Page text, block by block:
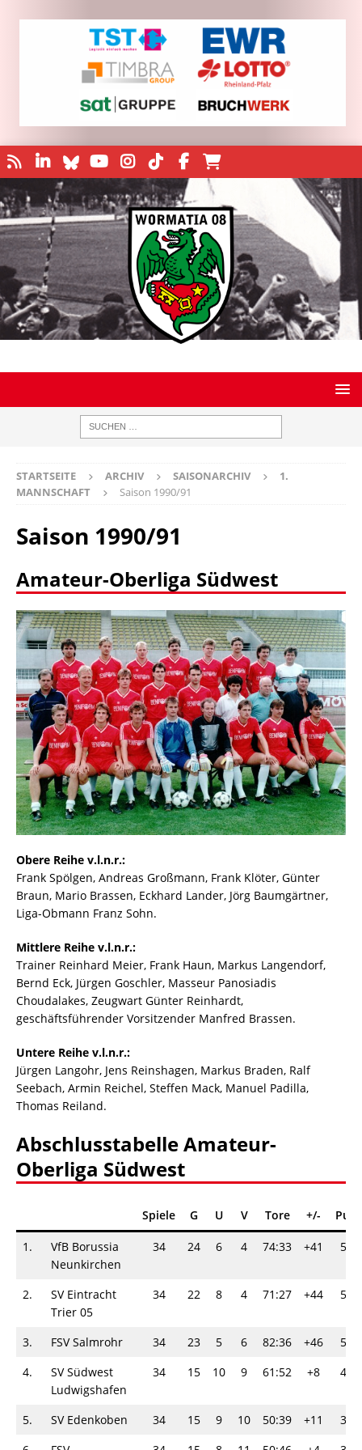
STARTSEITE ARCHIV SAISONARCHIV
1.
MANNSCHAFT
Saison 1990/91
Saison 1990/91
Amateur-Oberliga Südwest
Obere Reihe v.l.n.r.:
Frank Spölgen, Andreas Großmann, Frank Klöter, Günter
Braun, Mario Brassen, Eckhard Lander, Jörg Baumgärtner,
Liga-Obmann Franz Sohn.
Mittlere Reihe v.l.n.r.:
Trainer Reinhard Meier, Frank Haun, Markus Langendorf,
Bernd Eck, Jürgen Goschler, Masseur Panosiadis
Choudalakes, Zeugwart Günter Reinhardt,
geschäftsführender Vorsitzender Manfred Brassen.
Untere Reihe v.l.n.r.:
Jürgen Langohr, Jens Reinshagen, Markus Braden, Ralf
Seebach, Armin Reichel, Steffen Mack, Manuel Padilla,
Thomas Reiland.
Abschlusstabelle Amateur-
Oberliga Südwest
Spiele G U V Tore +/-
1.
VfB Borussia
Neunkirchen
34 24 6 4 74:33 +41 54-
2.
SV Eintracht
Trier 05
34 22 8 4 71:27 +44 52-
3. FSV Salmrohr 34 23 5 6 82:36 +46
51-
4.
SV Südwest
Ludwigshafen
34 15 10 9 61:52 +8 40-
5. SV Edenkoben 34 15 9 10 50:39 +11
39-